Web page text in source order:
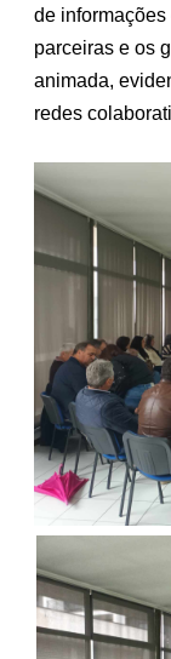
de
parceiras e os
animada,
redes